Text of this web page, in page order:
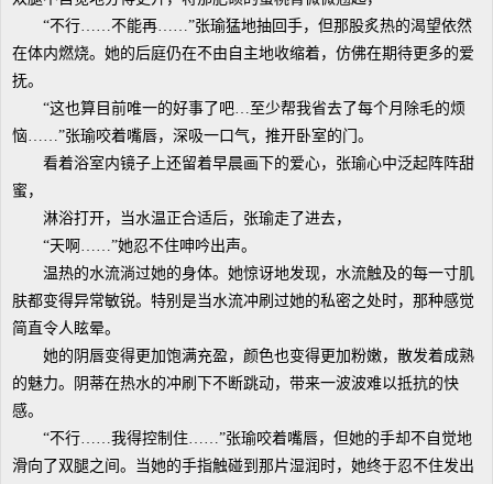
“不行……不能再……”张瑜猛地抽回手，但那股炙热的渴望依然
在体内燃烧。她的后庭仍在不由自主地收缩着，仿佛在期待更多的爱
抚。
“这也算目前唯一的好事了吧…至少帮我省去了每个月除毛的烦
恼……”张瑜咬着嘴唇，深吸一口气，推开卧室的门。
看着浴室内镜子上还留着早晨画下的爱心，张瑜心中泛起阵阵甜
蜜，
淋浴打开，当水温正合适后，张瑜走了进去，
“天啊……”她忍不住呻吟出声。
温热的水流淌过她的身体。她惊讶地发现，水流触及的每一寸肌
肤都变得异常敏锐。特别是当水流冲刷过她的私密之处时，那种感觉
简直令人眩晕。
她的阴唇变得更加饱满充盈，颜色也变得更加粉嫩，散发着成熟
的魅力。阴蒂在热水的冲刷下不断跳动，带来一波波难以抵抗的快
感。
“不行……我得控制住……”张瑜咬着嘴唇，但她的手却不自觉地
滑向了双腿之间。当她的手指触碰到那片湿润时，她终于忍不住发出